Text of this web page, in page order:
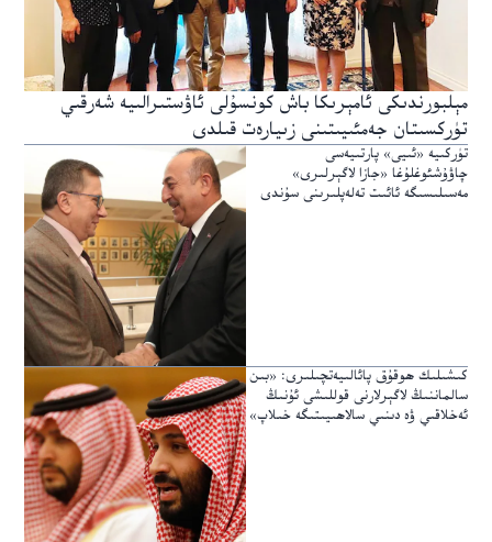
مېلبورندىكى ئامېرىكا باش كونسۇلى ئاۋستىرالىيە شەرقىي
تۈركسىتان جەمئىيىتىنى زىيارەت قىلدى
تۈركىيە «ئىيى» پارتىيەسى
چاۋۇشئوغلۇغا «جازا لاگېرلىرى»
مەسىلىسىگە ئائىت تەلەپلىرىنى سۇندى
كىشىلىك ھوقۇق پائالىيەتچىلىرى: «بىن
سالماننىڭ لاگېرلارنى قوللىشى ئۇنىڭ
ئەخلاقىي ۋە دىنىي سالاھىيىتىگە خىلاپ»